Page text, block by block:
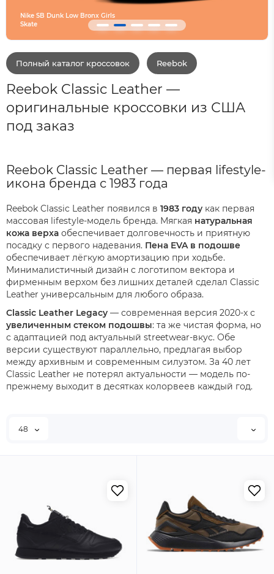
Полный каталог кроссовок Reebok
Reebok Classic Leather —
оригинальные кроссовки из США
под заказ
Reebok Classic Leather — первая lifestyle-
икона бренда с 1983 года
Reebok Classic Leather появился в 1983 году как первая
массовая lifestyle-модель бренда. Мягкая натуральная
кожа верха обеспечивает долговечность и приятную
посадку с первого надевания. Пена EVA в подошве
обеспечивает лёгкую амортизацию при ходьбе.
Минималистичный дизайн с логотипом вектора и
фирменным верхом без лишних деталей сделал Classic
Leather универсальным для любого образа.
Classic Leather Legacy — современная версия 2020-х с
увеличенным стеком подошвы: та же чистая форма, но
с адаптацией под актуальный streetwear-вкус. Обе
версии существуют параллельно, предлагая выбор
между архивным и современным силуэтом. За 40 лет
Classic Leather не потерял актуальности — модель по-
прежнему выходит в десятках колорвеев каждый год.
48